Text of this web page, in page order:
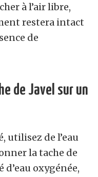
à l’air libre,
restera intact
de
de Javel sur un
utilisez de l’eau
la tache de
oxygénée,